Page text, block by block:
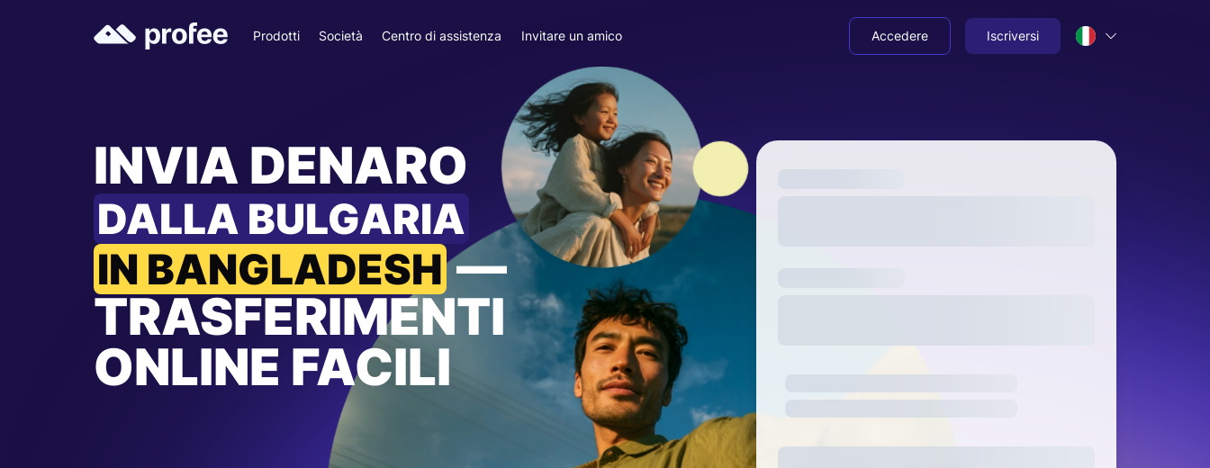
Prodotti Società Centro di assistenza Invitare un amico Accedere Iscriversi
INVIA DENARO
DALLA BULGARIA
IN BANGLADESH—
TRASFERIMENTI
ONLINE FACILI